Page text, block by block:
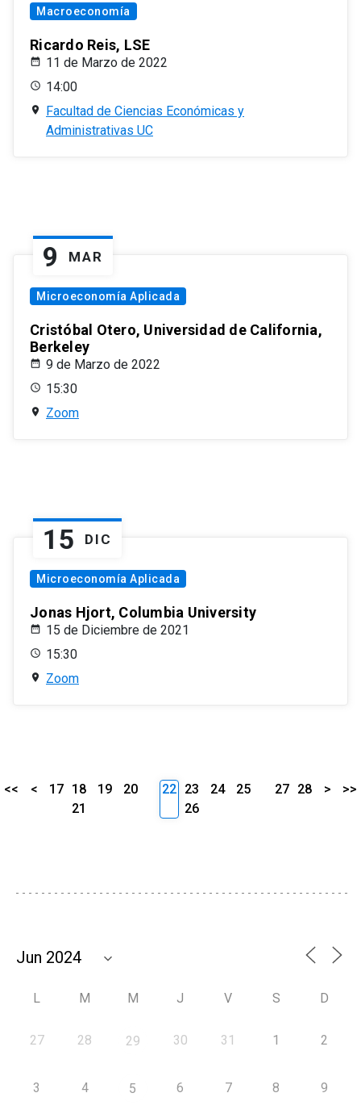
Macroeconomía
Ricardo Reis, LSE
11 de Marzo de 2022
14:00
Facultad de Ciencias Económicas y
Administrativas UC
9 MAR
Microeconomía Aplicada
Cristóbal Otero, Universidad de California,
Berkeley
9 de Marzo de 2022
15:30
Zoom
15 DIC
Microeconomía Aplicada
Jonas Hjort, Columbia University
15 de Diciembre de 2021
15:30
Zoom
<< < 17 18 19
20
21
22 23 24
25
26
27 28 > >>
L M M J V S D
27 28 29 30 31 1 2
3 4 5 6 7 8 9